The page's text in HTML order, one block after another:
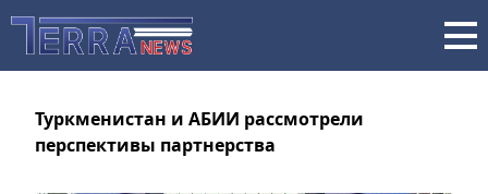
Туркменистан и АБИИ рассмотрели
перспективы партнерства